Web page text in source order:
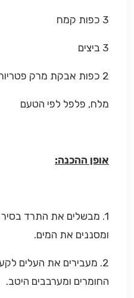
3 כפות קמח
3 ביצים
2 כפות אבקת מרק פטריות
מלח, פלפל לפי הטעם
אופן ההכנה:
1. מבשלים את התרד
ומסננים את המים.
2. מעבירים את העלים
החומרים ומערבבים היטב.